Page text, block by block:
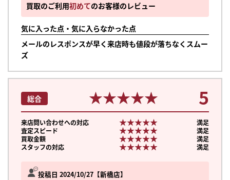
買取のご利用初めてのお客様のレビュー
気に入った点・気に入らなかった点
メールのレスポンスが早く来店時も値段が落ちなくスムー
ズ
投稿日 2024/10/27 新橋店
総合 ★★★★★
★★★★★ 5
来店問い合わせへの対応 ★★★★★
★★★★★
満足
査定スピード
★★★★★
★★★★★
満足
買取金額
★★★★★
★★★★★
満足
スタッフの対応
★★★★★
★★★★★ 満足